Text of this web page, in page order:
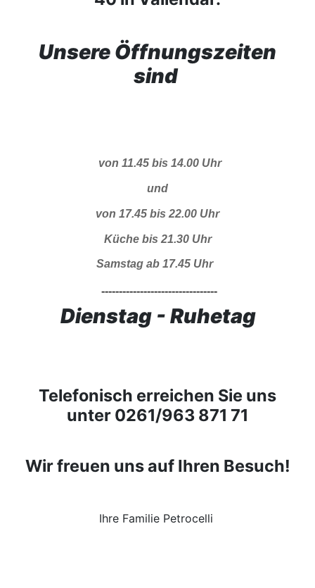
Unsere Öffnungszeiten
sind
von 11.45 bis 14.00 Uhr
und
von 17.45 bis 22.00 Uhr
Küche bis 21.30 Uhr
Samstag ab 17.45 Uhr
---------------------------------
Dienstag - Ruhetag
Telefonisch erreichen Sie uns
unter 0261/963 871 71
Wir freuen uns auf Ihren Besuch!
Ihre Familie Petrocelli